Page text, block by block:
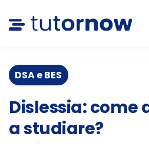
DSA e BES
Dislessia: come
a studiare?